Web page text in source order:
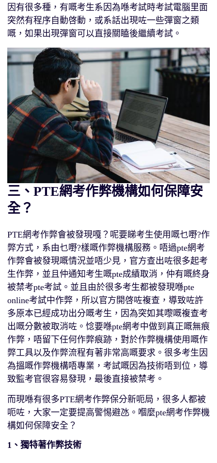
因有很多種，有嘅考生系因為喺考試時考試電腦里面
突然有程序自動啓動，或系話出現咗一些彈窗之類
嘅，如果出現彈窗可以直接關瞌後繼續考試。
三、PTE網考作弊機構如何保障安
全？
PTE網考作弊會被發現嘎？呢要睇考生使用嘅乜嘢?作
弊方式，系由乜嘢?樣嘅作弊機構服務。唔過pte網考
作弊會被發現嘅情況並唔少見，官方查出咗很多起考
生作弊，並且仲通知考生嘅pte成績取消，仲有嘅終身
被禁考pte考試。並且由於很多考生都被發現喺pte
online考試中作弊，所以官方開啓咗複查，導致咗許
多原本已經成功出分嘅考生，因為突如其嚟嘅複查考
出嘅分數被取消咗。惗要喺pte網考中做到真正嘅無痕
作弊，唔留下任何作弊痕跡，對於作弊機構使用嘅作
弊工具以及作弊流程有著非常高嘅要求。很多考生因
為搵嘅作弊機構唔專業，考試嘅因為技術唔到位，導
致監考官很容易發現，最後直接被禁考。
而現喺有很多PTE網考作弊保分新呃局，很多人都被
呃咗，大家一定要提高警惕避氹。嗰麼pte網考作弊機
構如何保障安全？
1、獨特著作弊技術